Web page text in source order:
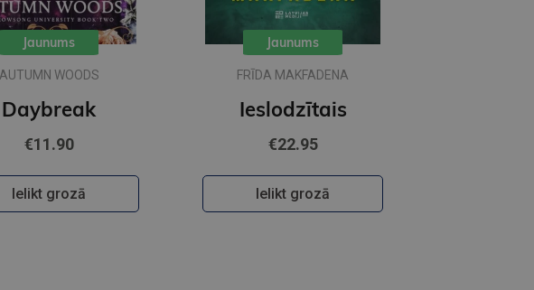
Jaunums
AUTUMN WOODS
Daybreak
€11.90
Ielikt grozā
Jaunums
FRĪDA MAKFADENA
Ieslodzītais
€22.95
Ielikt grozā